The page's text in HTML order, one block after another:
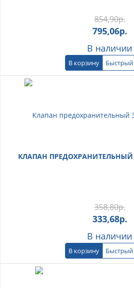
854,90р.
795,06р.
В наличии
В корзину Быстрый
КЛАПАН ПРЕДОХРАНИТЕЛЬНЫЙ
358,80р.
333,68р.
В наличии
В корзину Быстрый